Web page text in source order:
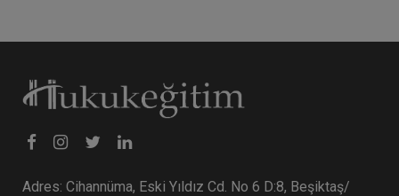
Adres: Cihannüma, Eski Yıldız Cd. No 6 D:8, Beşiktaş/